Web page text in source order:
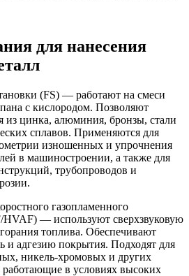
для нанесения
(FS) — работают на смеси
с кислородом. Позволяют
из цинка, алюминия, бронзы, стали
сплавов. Применяются для
изношенных и упрочнения
в машиностроении, а также для
трубопроводов и
газопламенного
— используют сверхзвуковую
топлива. Обеспечивают
и адгезию покрытия. Подходят для
никель-хромовых и других
работающие в условиях высоких